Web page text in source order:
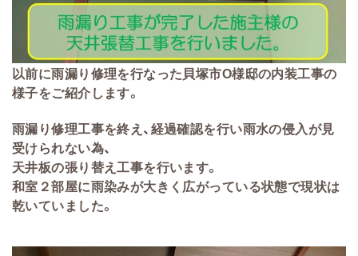
以前に雨漏り修理を行なった貝塚市O様邸の内装工事の
様子をご紹介します。
雨漏り修理工事を終え、経過確認を行い雨水の侵入が見
受けられない為、
天井板の張り替え工事を行います。
和室２部屋に雨染みが大きく広がっている状態で現状は
乾いていました。